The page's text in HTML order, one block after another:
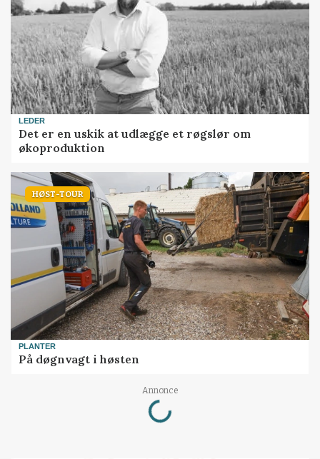
LEDER
Det er en uskik at udlægge et røgslør om
økoproduktion
HØST-TOUR
PLANTER
På døgnvagt i høsten
Annonce
Loading...